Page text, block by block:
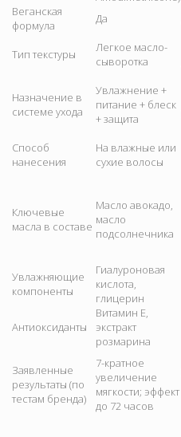
Веганская
формула
Да
Тип текстуры
Легкое масло-
сыворотка
Назначение в
системе ухода
Увлажнение +
питание + блеск
+ защита
Способ
нанесения
На влажные или
сухие волосы
Ключевые
масла в составе
Масло авокадо,
масло
подсолнечника
Увлажняющие
компоненты
Гиалуроновая
кислота,
глицерин
Антиоксиданты
Витамин Е,
экстракт
розмарина
Заявленные
результаты (по
тестам бренда)
7-кратное
увеличение
мягкости; эффект
до 72 часов